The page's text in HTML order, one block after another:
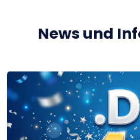
News und